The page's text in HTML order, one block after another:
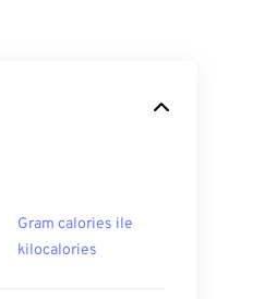
Gram calories ile
kilocalories